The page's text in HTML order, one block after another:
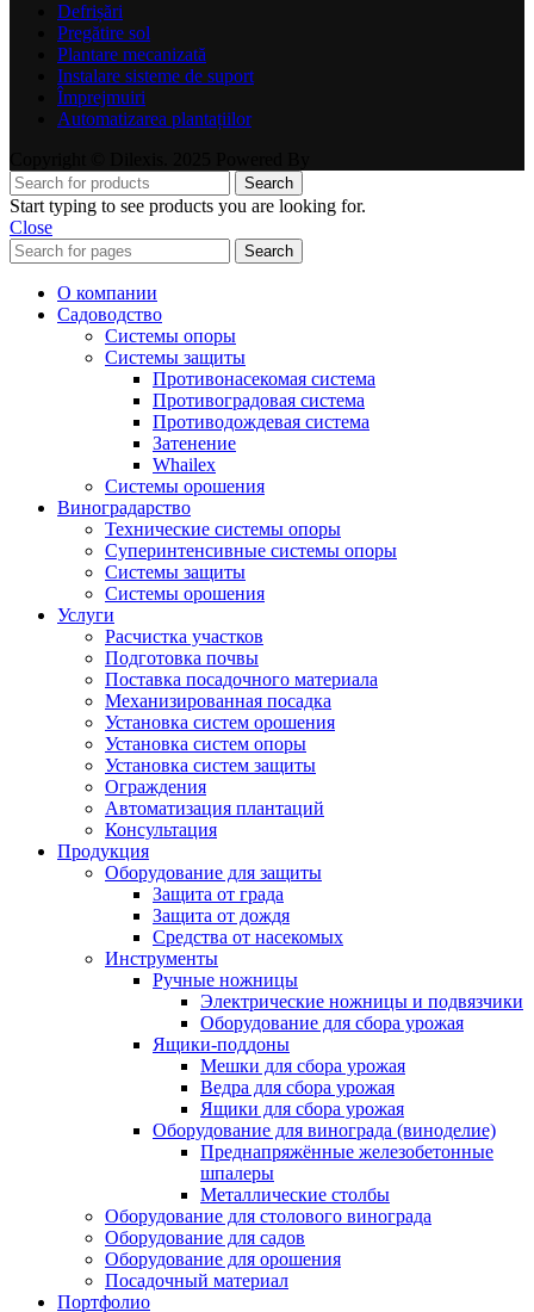
Defrișări
Pregătire sol
Plantare mecanizată
Instalare sisteme de suport
Împrejmuiri
Automatizarea plantațiilor
Search
Start typing to see products you are looking for.
Close
Search
О компании
Садоводство
Системы опоры
Системы защиты
Противонасекомая система
Противоградовая система
Противодождевая система
Затенение
Whailex
Системы орошения
Виноградарство
Технические системы опоры
Суперинтенсивные системы опоры
Системы защиты
Системы орошения
Услуги
Расчистка участков
Подготовка почвы
Поставка посадочного материала
Механизированная посадка
Установка систем орошения
Установка систем опоры
Установка систем защиты
Ограждения
Автоматизация плантаций
Консультация
Продукция
Оборудование для защиты
Защита от града
Защита от дождя
Средства от насекомых
Инструменты
Ручные ножницы
Электрические ножницы и подвязчики
Оборудование для сбора урожая
Ящики-поддоны
Мешки для сбора урожая
Ведра для сбора урожая
Ящики для сбора урожая
Оборудование для винограда (виноделие)
Преднапряжённые железобетонные
шпалеры
Металлические столбы
Оборудование для столового винограда
Оборудование для садов
Оборудование для орошения
Посадочный материал
Портфолио